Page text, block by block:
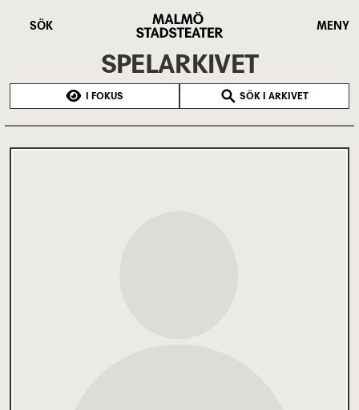
SÖK
Stadsteater
MENY
SPELARKIVET
I FOKUS SÖK I ARKIVET